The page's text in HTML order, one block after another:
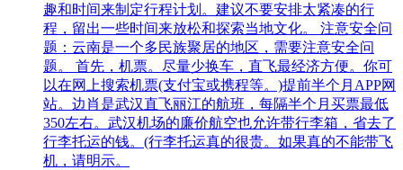
趣和时间来制定行程计划。建议不要安排太紧凑的行
程，留出一些时间来放松和探索当地文化。 注意安全问
题：云南是一个多民族聚居的地区，需要注意安全问
题。 首先，机票。尽量少换车，直飞最经济方便。你可
以在网上搜索机票(支付宝或携程等。)提前半个月APP网
站。边肖是武汉直飞丽江的航班，每隔半个月买票最低
350左右。武汉机场的廉价航空也允许带行李箱，省去了
行李托运的钱。(行李托运真的很贵。如果真的不能带飞
机，请明示。